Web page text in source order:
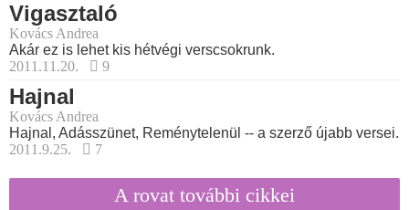
Vigasztaló
Kovács Andrea
Akár ez is lehet kis hétvégi verscsokrunk.
2011.11.20.
9
Hajnal
Kovács Andrea
Hajnal, Adásszünet, Reménytelenül -- a szerző újabb versei.
2011.9.25.
7
A rovat további cikkei